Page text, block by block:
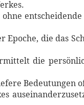
die das
die
Bedeutungen